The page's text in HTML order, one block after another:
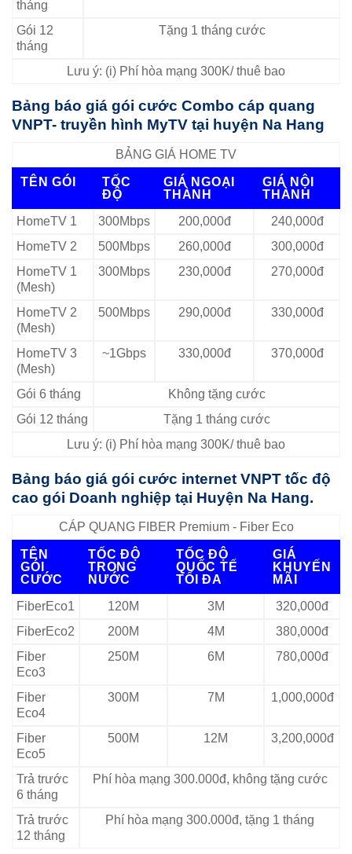
tháng
Gói 12
tháng
Tặng 1 tháng cước
Lưu ý: (i) Phí hòa mạng 300K/ thuê bao
Bảng báo giá gói cước Combo cáp quang
VNPT- truyền hình MyTV tại huyện Na Hang
BẢNG GIÁ HOME TV
TÊN GÓI
TỐC
ĐỘ
GIÁ NGOẠI
THÀNH
GIÁ NỘI
THÀNH
HomeTV 1
300Mbps 200,000đ
240,000đ
HomeTV 2
500Mbps 260,000đ
300,000đ
HomeTV 1
(Mesh)
300Mbps 230,000đ 270,000đ
HomeTV 2
(Mesh)
500Mbps 290,000đ 330,000đ
HomeTV 3
(Mesh)
~1Gbps 330,000đ 370,000đ
Gói 6 tháng
Không tặng cước
Gói 12 tháng
Tặng 1 tháng cước
Lưu ý: (i) Phí hòa mạng 300K/ thuê bao
Bảng báo giá gói cước internet VNPT tốc độ
cao gói Doanh nghiệp tại Huyện Na Hang.
CÁP QUANG FIBER Premium - Fiber Eco
TÊN
GÓI
CƯỚC
TỐC ĐỘ
TRONG
NƯỚC
TỐC ĐỘ
QUỐC TẾ
TỐI ĐA
GIÁ
KHUYẾN
MÃI
FiberEco1
120M 3M
320,000đ
FiberEco2
200M 4M
380,000đ
Fiber
Eco3
250M 6M 780,000đ
Fiber
Eco4
300M 7M 1,000,000đ
Fiber
Eco5
500M 12M 3,200,000đ
Trả trước
6 tháng
Phí hòa mạng 300.000đ, không tặng cước
Trả trước
12 tháng
Phí hòa mạng 300.000đ, tặng 1 tháng